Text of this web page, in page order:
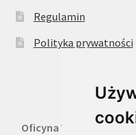
Regulamin
Polityka prywatności
Oficyna Wydawnicza